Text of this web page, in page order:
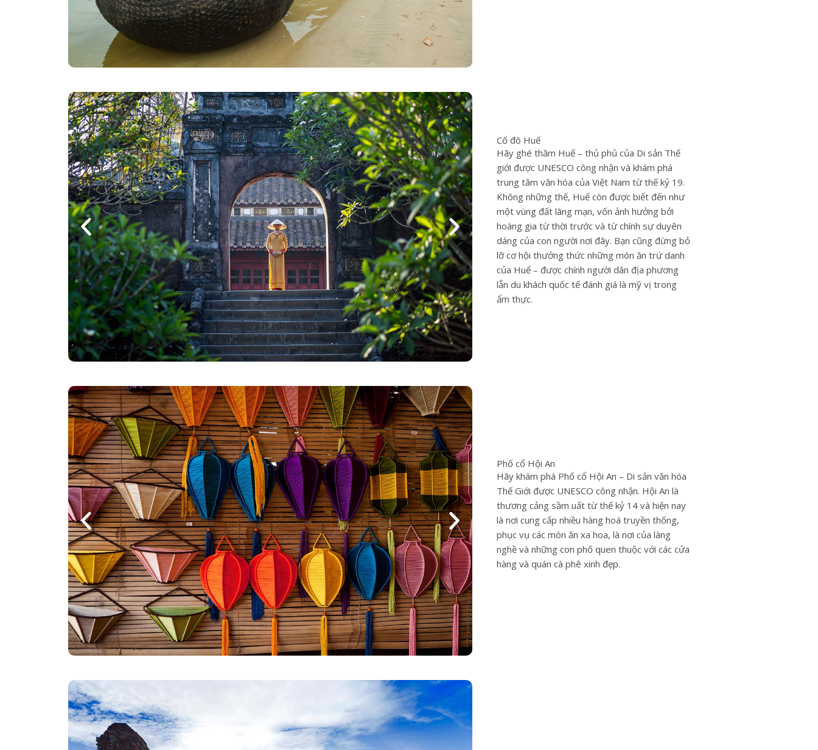
Cố đô Huế
Hãy ghé thăm Huế – thủ phủ của Di sản Thế
giới được UNESCO công nhận và khám phá
trung tâm văn hóa của Việt Nam từ thế kỷ 19.
Không những thế, Huế còn được biết đến như
một vùng đất lãng mạn, vốn ảnh hưởng bởi
hoàng gia từ thời trước và từ chính sự duyên
dáng của con người nơi đây. Bạn cũng đừng bỏ
lỡ cơ hội thưởng thức những món ăn trứ danh
của Huế – được chính người dân địa phương
lẫn du khách quốc tế đánh giá là mỹ vị trong
ẩm thực.
Phố cổ Hội An
Hãy khám phá Phố cổ Hội An – Di sản văn hóa
Thế Giới được UNESCO công nhận. Hội An là
thương cảng sầm uất từ thế kỷ 14 và hiện nay
là nơi cung cấp nhiều hàng hoá truyền thống,
phục vụ các món ăn xa hoa, là nơi của làng
nghề và những con phố quen thuộc với các cửa
hàng và quán cà phê xinh đẹp.